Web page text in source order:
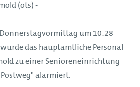
(ots) -
um 10:28
das hauptamtliche Personal
zu einer Senioreneinrichtung
alarmiert.